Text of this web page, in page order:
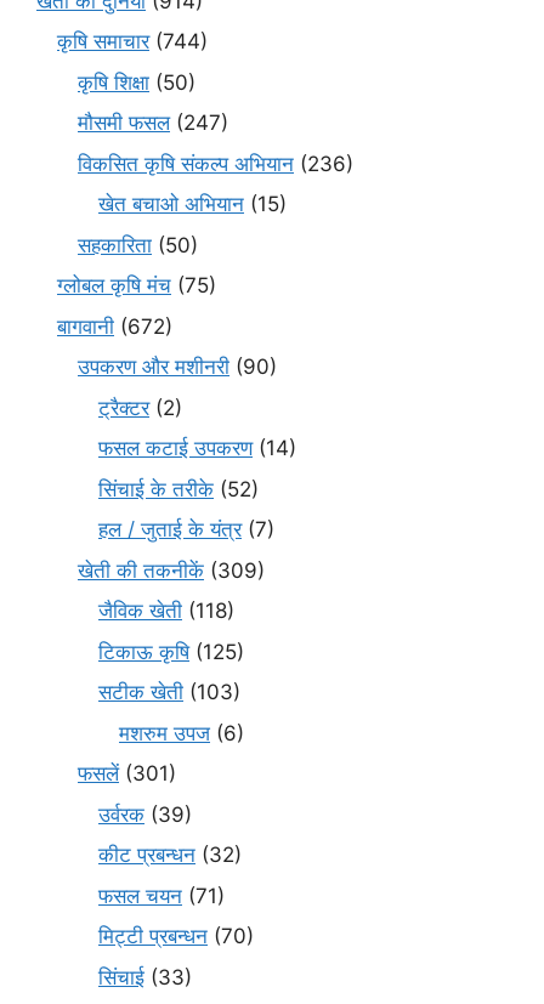
कृषि समाचार(744)
कृषि शिक्षा (50)
मौसमी फसल(247)
विकसित कृषि संकल्प अभियान (236)
खेत बचाओ अभियान (15)
सहकारिता (50)
ग्लोबल कृषि मंच (75)
बागवानी (672)
उपकरण और मशीनरी (90)
ट्रैक्टर(2)
फसल कटाई उपकरण(14)
सिंचाई के तरीके (52)
हल / जुताई के यंत्र(7)
खेती की तकनीकें (309)
जैविक खेती (118)
टिकाऊ कृषि(125)
सटीक खेती (103)
मशरुम उपज (6)
फसलें(301)
उर्वरक (39)
कीट प्रबन्धन (32)
फसल चयन (71)
मि‌ट्टी प्रबन्धन (70)
सिंचाई (33)